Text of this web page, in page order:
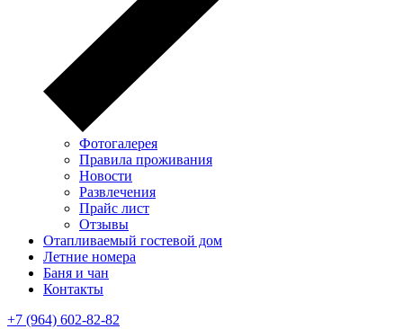
Фотогалерея
Правила проживания
Новости
Развлечения
Прайс лист
Отзывы
Отапливаемый гостевой дом
Летние номера
Баня и чан
Контакты
+7 (964) 602-82-82